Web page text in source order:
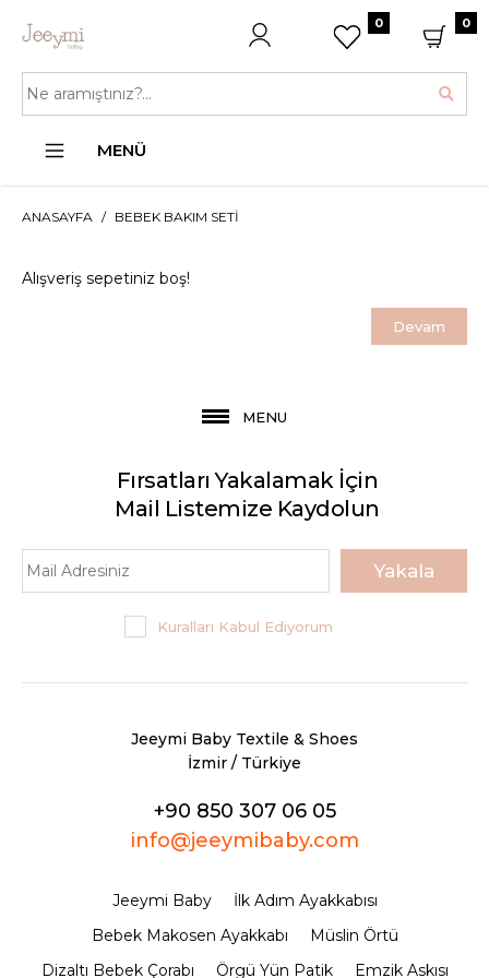
0 0
MENÜ
ANASAYFA BEBEK BAKIM SETI
Alışveriş sepetiniz boş!
Devam
MENU
Fırsatları Yakalamak İçin
Mail Listemize Kaydolun
Yakala
Kuralları Kabul Ediyorum
Jeeymi Baby Textile & Shoes
İzmir / Türkiye
+90 850 307 06 05
info@jeeymibaby.com
Jeeymi Baby
İlk Adım Ayakkabısı
Bebek Makosen Ayakkabı
Müslin Örtü
Dizaltı Bebek Çorabı
Örgü Yün Patik Emzik Askısı